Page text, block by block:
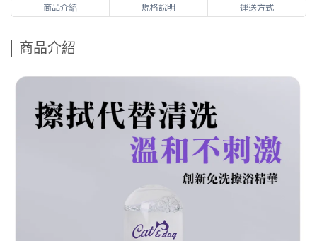
商品介紹 規格說明 運送方式
商品介紹